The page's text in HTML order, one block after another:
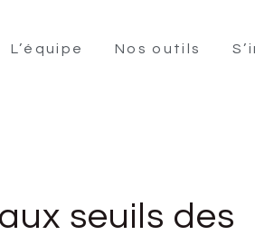
L’équipe Nos outils
seuils des